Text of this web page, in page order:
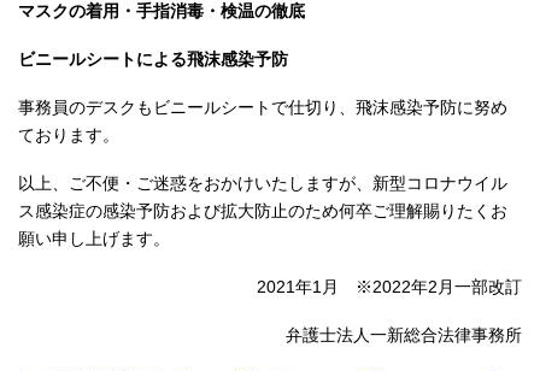
マスクの着用・手指消毒・検温の徹底
ビニールシートによる飛沫感染予防
事務員のデスクもビニールシートで仕切り、飛沫感染予防に努め
ております。
以上、ご不便・ご迷惑をおかけいたしますが、新型コロナウイル
ス感染症の感染予防および拡大防止のため何卒ご理解賜りたくお
願い申し上げます。
2021年1月 ※2022年2月一部改訂
弁護士法人一新総合法律事務所